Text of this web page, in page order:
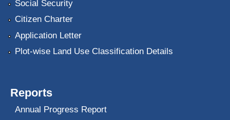
Social Security
Citizen Charter
Application Letter
Plot-wise Land Use Classification Details
Reports
Annual Progress Report